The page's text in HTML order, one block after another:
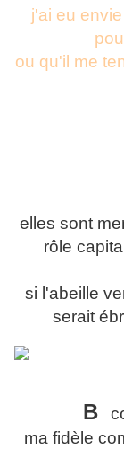
j'ai eu
ou qu'il me
elles sont
rôle
si l'abeille
serait
B
ma fidèle